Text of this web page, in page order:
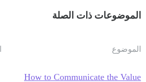
الموضوعات ذات الصلة
الموضوع
How to Communicate the Value